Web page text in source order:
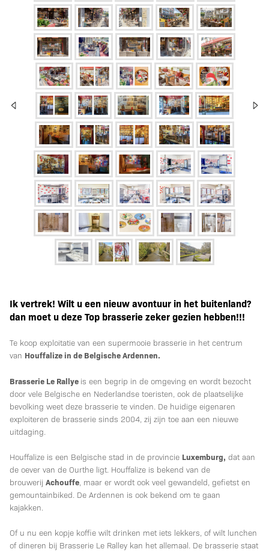
Te Koop Brasserie in
de Belgische
Ardennen
Ik vertrek! Wilt u een nieuw avontuur in het buitenland?
dan moet u deze Top brasserie zeker gezien hebben!!!
Te koop exploitatie van een supermooie brasserie in het centrum
van Houffalize in de Belgische Ardennen.
Brasserie Le Rallye is een begrip in de omgeving en wordt bezocht
door vele Belgische en Nederlandse toeristen, ook de plaatselijke
bevolking weet deze brasserie te vinden. De huidige eigenaren
exploiteren de brasserie sinds 2004, zij zijn toe aan een nieuwe
uitdaging.
Houffalize is een Belgische stad in de provincie Luxemburg, dat aan
de oever van de Ourthe ligt. Houffalize is bekend van de
brouwerij Achouffe , maar er wordt ook veel gewandeld, gefietst en
gemountainbiked. De Ardennen is ook bekend om te gaan
kajakken.
Of u nu een kopje koffie wilt drinken met iets lekkers, of wilt lunchen
of dineren bij Brasserie Le Ralley kan het allemaal. De brasserie staat